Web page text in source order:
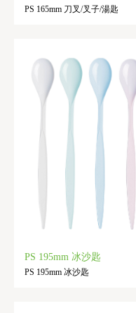
PS 165mm 刀叉/叉子/湯匙
PS 195mm 冰沙匙
PS 195mm 冰沙匙